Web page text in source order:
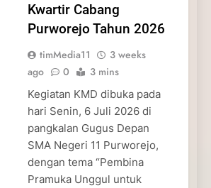
Kwartir Cabang
Purworejo Tahun 2026
timMedia11
3 weeks
ago
0 3 mins
Kegiatan KMD dibuka pada
hari Senin, 6 Juli 2026 di
pangkalan Gugus Depan
SMA Negeri 11 Purworejo,
dengan tema “Pembina
Pramuka Unggul untuk